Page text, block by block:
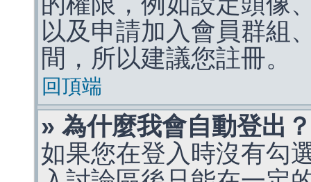
以及申請加入會員群組
間，所以建議您註冊。
回頂端
» 為什麼我會自動登出？
如果您在登入時沒有勾